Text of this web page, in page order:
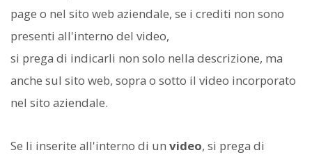
page o nel sito web aziendale, se i crediti non sono
presenti all'interno del video,
si prega di indicarli non solo nella descrizione, ma
anche sul sito web, sopra o sotto il video incorporato
nel sito aziendale.
Se li inserite all'interno di un video, si prega di